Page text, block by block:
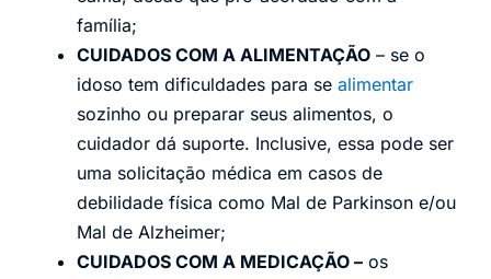
família;
CUIDADOS COM A ALIMENTAÇÃO – se o
idoso tem dificuldades para se alimentar
sozinho ou preparar seus alimentos, o
cuidador dá suporte. Inclusive, essa pode ser
uma solicitação médica em casos de
debilidade física como Mal de Parkinson e/ou
Mal de Alzheimer;
CUIDADOS COM A MEDICAÇÃO – os